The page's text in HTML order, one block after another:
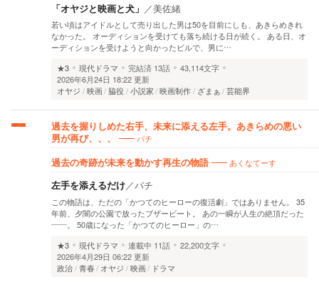
「オヤジと映画と犬」 ／美佐緒
若い頃はアイドルとして売り出した男は50を目前にしも、あきらめきれ
なかった。 オーディションを受けても落ち続ける日が続く。 ある日、オ
ーディションを受けようと向かったビルで、男に…
★3
現代ドラマ 完結済 13話
43,114文字
2026年6月24日 18:22 更新
オヤジ
映画 脇役 小説家 映画制作 ざまぁ 芸能界
過去を握りしめた右手、未来に添える左手。あきらめの悪い
男が再び、、、
バチ
過去の奇跡が未来を動かす再生の物語 あくなてーす
左手を添えるだけ／バチ
この物語は、ただの「かつてのヒーローの復活劇」ではありません。 35
年前、夕闇の公園で放ったブザービート。 あの一瞬が人生の絶頂だった
――。 50歳になった「かつてのヒーロー」の…
★3
現代ドラマ 連載中 11話
22,200文字
2026年4月29日 06:22 更新
政治 青春 オヤジ 映画 ドラマ